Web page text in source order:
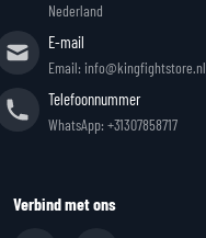
Nederland
E-mail
Email: info@kingfightstore.nl
Telefoonnummer
WhatsApp: +31307858717
Verbind met ons